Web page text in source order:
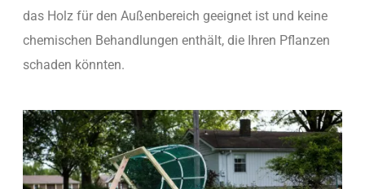
das Holz für den Außenbereich geeignet ist und keine
chemischen Behandlungen enthält, die Ihren Pflanzen
schaden könnten.